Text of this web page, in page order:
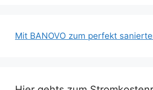
Mit BANOVO zum perfekt